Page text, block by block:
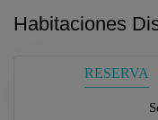
Habitaciones
RESERVA